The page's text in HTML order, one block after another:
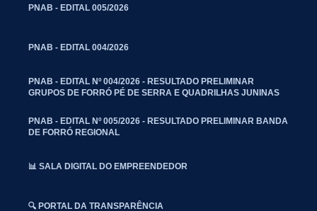
PNAB - EDITAL 005/2026
PNAB - EDITAL 004/2026
PNAB - EDITAL Nº 004/2026 - RESULTADO PRELIMINAR
GRUPOS DE FORRÓ PÉ DE SERRA E QUADRILHAS JUNINAS
PNAB - EDITAL Nº 005/2026 - RESULTADO PRELIMINAR BANDA
DE FORRÓ REGIONAL
📊 SALA DIGITAL DO EMPREENDEDOR
🔍 PORTAL DA TRANSPARÊNCIA